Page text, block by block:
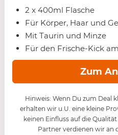
2 x 400ml Flasche
Für Körper, Haar und
Mit Taurin und Minze
Für den Frische-Kick
Zum
Hinweis: Wenn Du zum Deal
erhalten wir u.U. eine kleine
keinen Einfluss auf die
Partner verdienen wir an